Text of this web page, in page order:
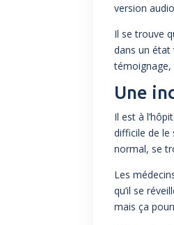
version
Il se trouve
dans un état
témoignage,
Une
Il est à
difficile de le
normal, se
Les
qu’il se
mais ça